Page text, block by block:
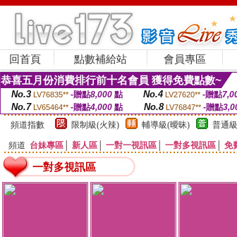
回首頁 點數補給站 會員專區
恭喜五月份消費排行前十名會員 獲得免費點數~
No.3 LV76835** -贈點8,000點 No.4 LV27620** -贈點
No.7 LV65464** -贈點4,000 點 No.8 LV76847** -贈點
頻道指數
限制級(火辣) 輔導級(曖昧) 普通
頻道 台妹專區 新人區 一對一視訊區 一對多視訊區 免
一對多視訊區